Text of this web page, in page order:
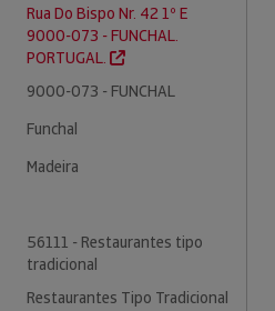
Rua Do Bispo Nr. 42 1º E
9000-073 - FUNCHAL.
PORTUGAL.
9000-073 - FUNCHAL
Funchal
Madeira
56111 - Restaurantes tipo
tradicional
Restaurantes Tipo Tradicional